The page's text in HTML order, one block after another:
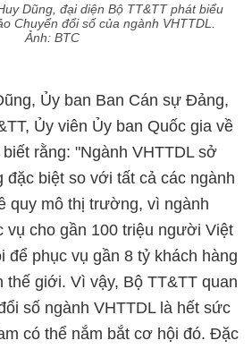
Dũng, đại diện Bộ TT&TT phát biểu
Chuyển đổi số của ngành VHTTDL.
Ảnh: BTC
Ủy ban Ban Cán sự Đảng,
Ủy viên Ủy ban Quốc gia về
rằng: "Ngành VHTTDL sở
đặc biệt so với tất cả các ngành
quy mô thị trường, vì ngành
vụ cho gần 100 triệu người Việt
để phục vụ gần 8 tỷ khách hàng
thế giới. Vì vậy, Bộ TT&TT quan
số ngành VHTTDL là hết sức
có thể nắm bắt cơ hội đó. Đặc